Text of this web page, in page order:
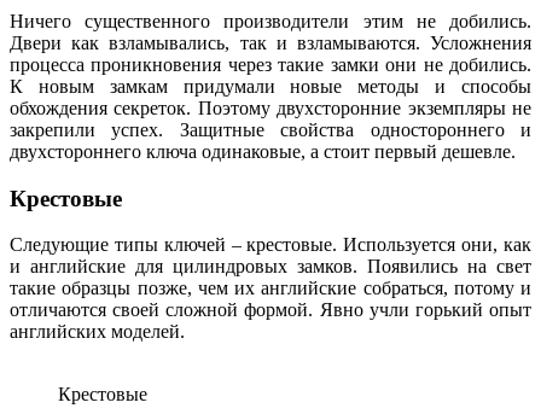
Ничего существенного производители этим не добились.
Двери как взламывались, так и взламываются. Усложнения
процесса проникновения через такие замки они не добились.
К новым замкам придумали новые методы и способы
обхождения секреток. Поэтому двухсторонние экземпляры не
закрепили успех. Защитные свойства одностороннего и
двухстороннего ключа одинаковые, а стоит первый дешевле.
Крестовые
Следующие типы ключей – крестовые. Используется они, как
и английские для цилиндровых замков. Появились на свет
такие образцы позже, чем их английские собраться, потому и
отличаются своей сложной формой. Явно учли горький опыт
английских моделей.
Крестовые